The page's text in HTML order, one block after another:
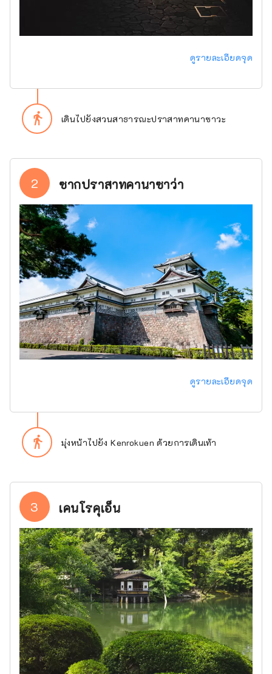
ดูรายละเอียดจุด
directions_walk เดินไปยังสวนสาธารณะปราสาทคานาซาวะ
2 ซากปราสาทคานาซาว่า
ดูรายละเอียดจุด
directions_walk มุ่งหน้าไปยัง Kenrokuen ด้วยการเดินเท้า
3 เคนโรคุเอ็น